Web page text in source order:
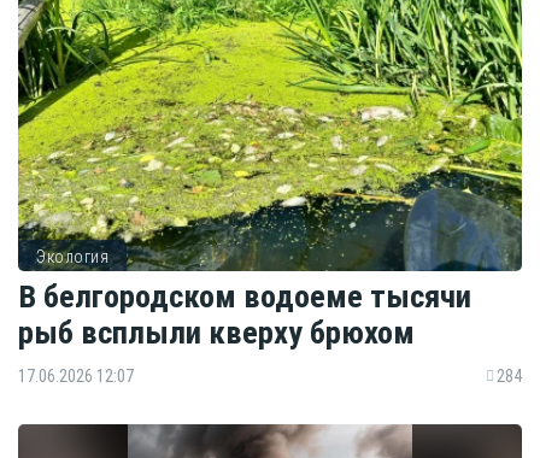
Экология
В белгородском водоеме тысячи
рыб всплыли кверху брюхом
17.06.2026 12:07 284